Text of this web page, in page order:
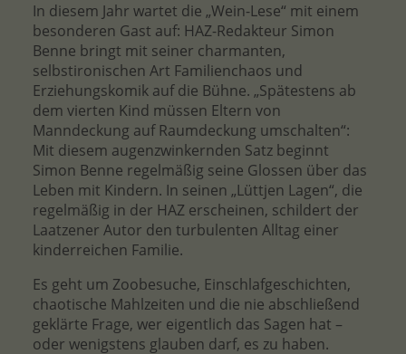
In diesem Jahr wartet die „Wein-Lese“ mit einem
besonderen Gast auf: HAZ-Redakteur Simon
Benne bringt mit seiner charmanten,
selbstironischen Art Familienchaos und
Erziehungskomik auf die Bühne. „Spätestens ab
dem vierten Kind müssen Eltern von
Manndeckung auf Raumdeckung umschalten“:
Mit diesem augenzwinkernden Satz beginnt
Simon Benne regelmäßig seine Glossen über das
Leben mit Kindern. In seinen „Lüttjen Lagen“, die
regelmäßig in der HAZ erscheinen, schildert der
Laatzener Autor den turbulenten Alltag einer
kinderreichen Familie.
Es geht um Zoobesuche, Einschlafgeschichten,
chaotische Mahlzeiten und die nie abschließend
geklärte Frage, wer eigentlich das Sagen hat –
oder wenigstens glauben darf, es zu haben.